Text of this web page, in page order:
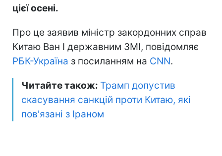
цієї осені.
Про це заявив міністр закордонних справ
Китаю Ван І державним ЗМІ, повідомляє
РБК-Україна з посиланням на CNN.
Читайте також: Трамп допустив
скасування санкцій проти Китаю, які
пов'язані з Іраном